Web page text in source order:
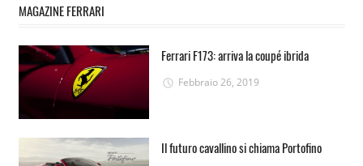
MAGAZINE FERRARI
Ferrari F173: arriva la coupé ibrida
Febbraio 26, 2019
Il futuro cavallino si chiama Portofino